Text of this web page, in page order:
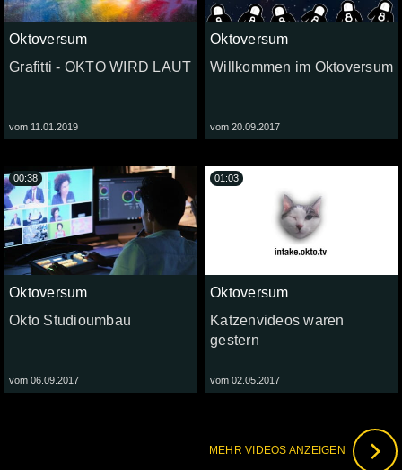
Oktoversum
Grafitti - OKTO WIRD LAUT
vom 11.01.2019
Oktoversum
Willkommen im Oktoversum
vom 20.09.2017
Oktoversum
Okto Studioumbau
vom 06.09.2017
00:38
Oktoversum
Katzenvideos waren
gestern
vom 02.05.2017
01:03
MEHR VIDEOS ANZEIGEN